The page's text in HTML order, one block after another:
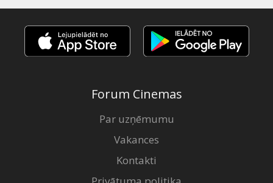
Forum Cinemas
Par uzņēmumu
Vakances
Kontakti